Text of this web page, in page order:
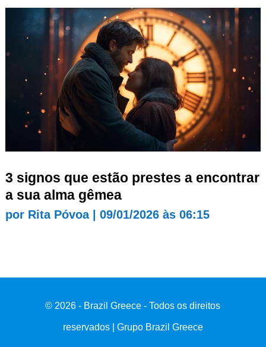
3 signos que estão prestes a encontrar
a sua alma gêmea
por Rita Póvoa| 09/01/2026 às 06:15
© 2026 - Brazil Greece - Todos os direitos
reservados | Grupo Brazil Greece